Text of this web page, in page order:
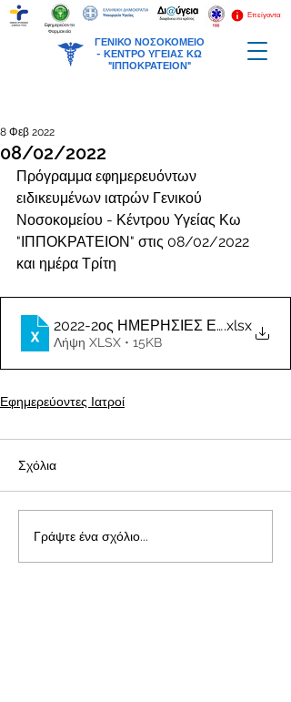
ΓΕΝΙΚΟ ΝΟΣΟΚΟΜΕΙΟ
- ΚΕΝΤΡΟ ΥΓΕΙΑΣ ΚΩ
"ΙΠΠΟΚΡΑΤΕΙΟΝ"
Επείγοντα
Εφημερεύοντα
Φαρμακεία
08/02/2022
8 Φεβ 2022
Πρόγραμμα εφημερευόντων
ειδικευμένων ιατρών Γενικού
Νοσοκομείου - Κέντρου Υγείας Κω
"ΙΠΠΟΚΡΑΤΕΙΟΝ" στις 08/02/2022
και ημέρα Τρίτη
2022-2ος ΗΜΕΡΗΣΙΕΣ ΕΦΗΜΕΡΙΕΣ
.xlsx
Λήψη XLSX • 15KB
Εφημερεύοντες Ιατροί
Σχόλια
Γράψτε ένα σχόλιο...